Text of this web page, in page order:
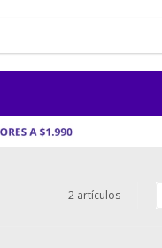
2 artículos